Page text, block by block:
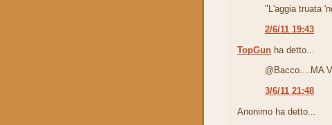
"L'aggia truata
2/6/11 19:43
TopGun ha detto...
@Bacco....MA
3/6/11 21:48
Anonimo ha detto...